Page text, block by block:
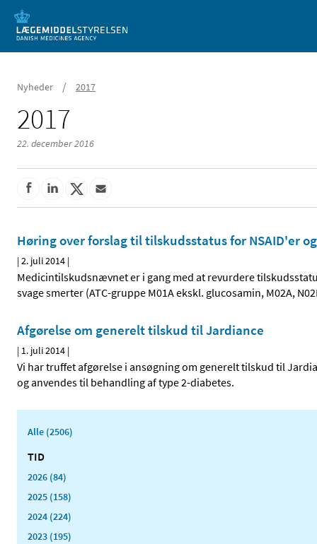
Mobil visning
Nyheder / 2017
2017
22. december 2016
Høring over forslag til tilskudsstatus for NSAID'er
|2. juli 2014 |
Medicintilskudsnævnet er i gang med at revurdere
svage smerter (ATC-gruppe M01A ekskl. glucosamin, M02A,
Afgørelse om generelt tilskud til Jardiance
| 1. juli 2014 |
Vi har truffet afgørelse i ansøgning om generelt tilskud til
og anvendes til behandling af type 2-diabetes.
Alle (2506)
TID
2026 (84)
2025 (158)
2024 (224)
2023 (195)